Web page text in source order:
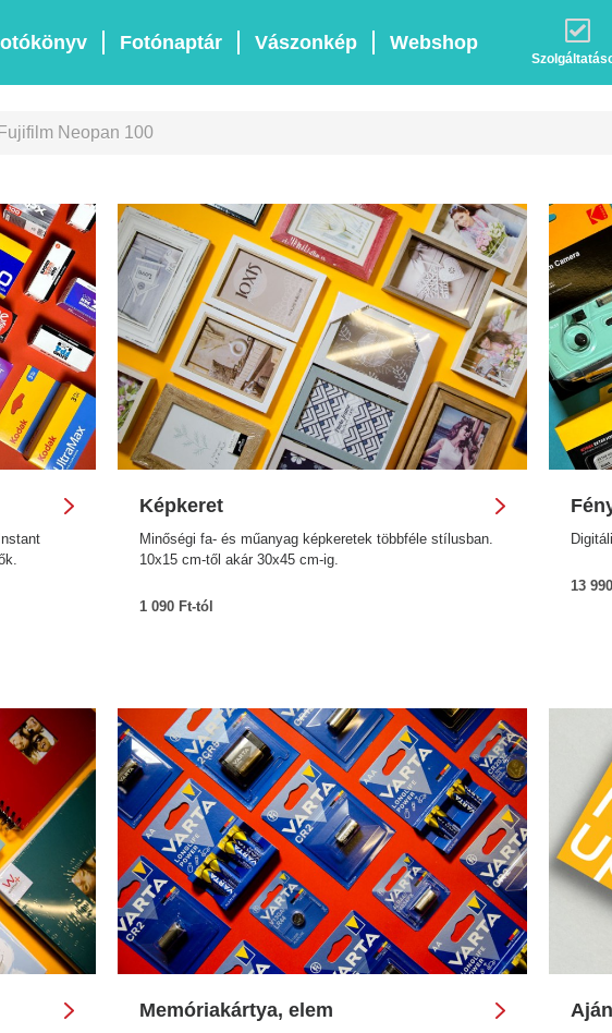
Fotónaptár Vászonkép Webshop
Fujifilm Neopan 100
Képkeret
Minőségi fa- és műanyag képkeretek többféle stílusban.
10x15 cm-től akár 30x45 cm-ig.
1 090 Ft-tól
13
Memóriakártya, elem